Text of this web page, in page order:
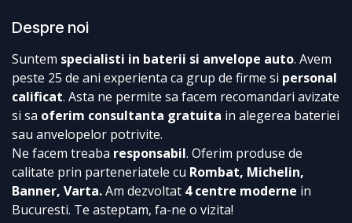
Despre noi
Suntem specialisti in baterii si anvelope auto. Avem
peste 25 de ani experienta ca grup de firme si personal
calificat. Asta ne permite sa facem recomandari avizate
si sa oferim consultanta gratuita in alegerea bateriei
sau anvelopelor potrivite.
Ne facem treaba responsabil. Oferim produse de
calitate prin parteneriatele cu Rombat, Michelin,
Banner, Varta.Am dezvoltat 4 centre moderne in
Bucuresti. Te asteptam, fa-ne o vizita!